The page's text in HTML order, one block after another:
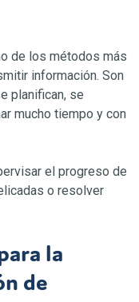
de los métodos más
información. Son
planifican, se
mucho tiempo y con
el progreso de
o resolver
la
de